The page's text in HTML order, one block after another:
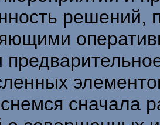
сначала